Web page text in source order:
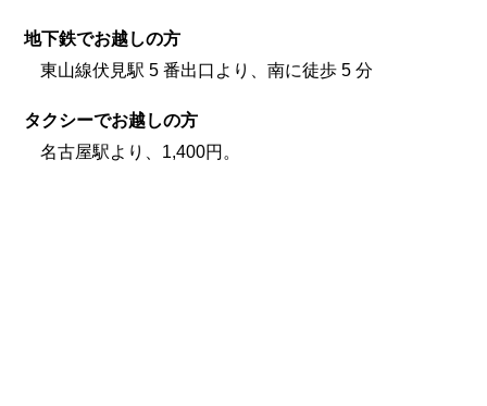
地下鉄でお越しの方
東山線伏見駅 5 番出口より、南に徒歩 5 分
タクシーでお越しの方
名古屋駅より、1,400円。